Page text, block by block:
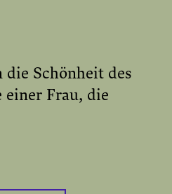
Schönheit des
einer Frau, die